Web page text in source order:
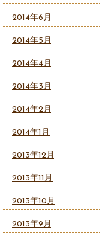
2014年6月
2014年5月
2014年4月
2014年3月
2014年2月
2014年1月
2013年12月
2013年11月
2013年10月
2013年9月